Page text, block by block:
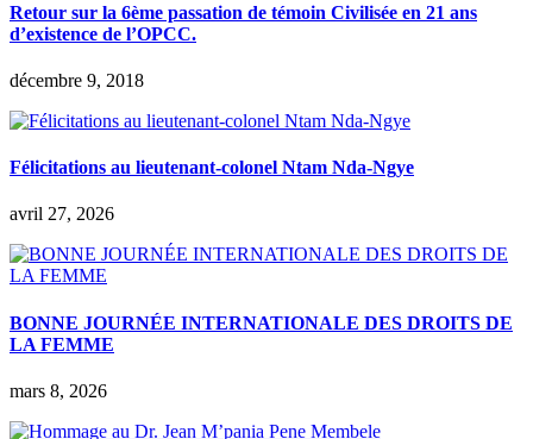
Retour sur la 6ème passation de témoin Civilisée en 21 ans
d’existence de l’OPCC.
décembre 9, 2018
Félicitations au lieutenant-colonel Ntam Nda-Ngye
avril 27, 2026
BONNE JOURNÉE INTERNATIONALE DES DROITS DE
LA FEMME
mars 8, 2026